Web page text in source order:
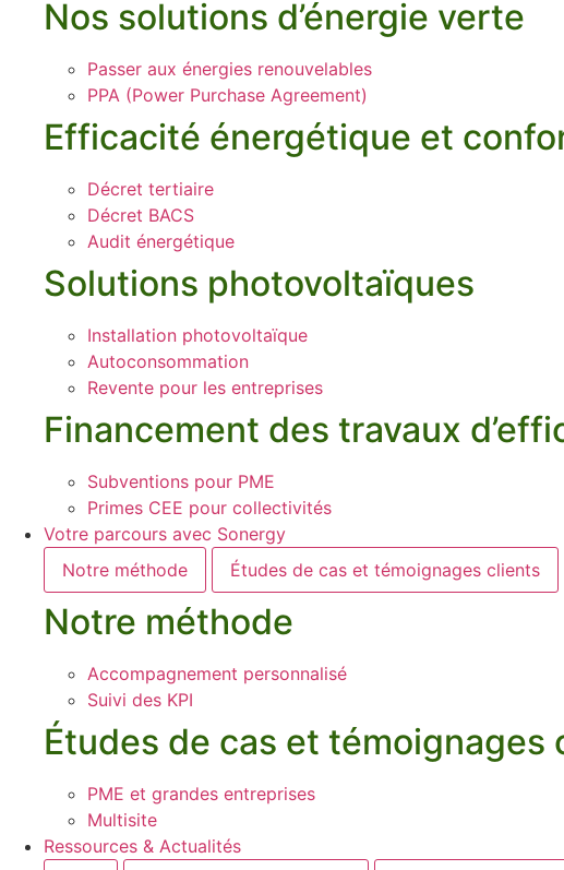
Nos solutions d’énergie verte
Passer aux énergies renouvelables
PPA (Power Purchase Agreement)
Efficacité énergétique et
Décret tertiaire
Décret BACS
Audit énergétique
Solutions photovoltaïques
Installation photovoltaïque
Autoconsommation
Revente pour les entreprises
Financement des travaux
Subventions pour PME
Primes CEE pour collectivités
Votre parcours avec Sonergy
Notre méthode
Études de cas et témoignages clients
Notre méthode
Accompagnement personnalisé
Suivi des KPI
Études de cas et témoignages
PME et grandes entreprises
Multisite
Ressources & Actualités